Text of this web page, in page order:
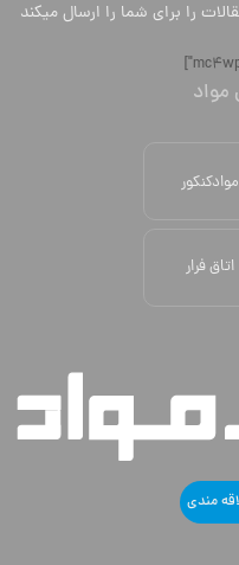
را برای شما را ارسال میکند
مواد
موادکنکور
اتاق فرار
مندی